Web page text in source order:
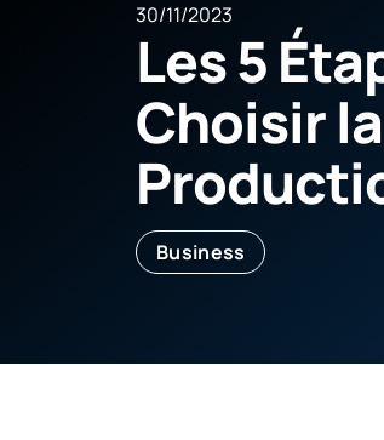
30/11/2023
Les 5
Choisir
Business